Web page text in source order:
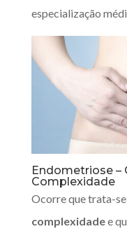
especialização
Endometriose –
Complexidade
Ocorre que trata-
complexidadee